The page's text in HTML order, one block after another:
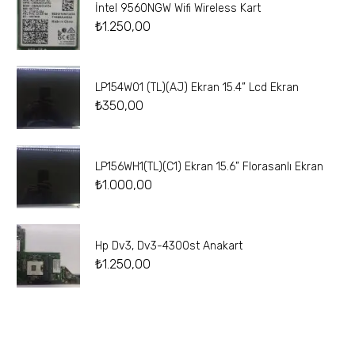
İntel 9560NGW Wifi Wireless Kart
₺1.250,00
LP154W01 (TL)(AJ) Ekran 15.4” Lcd Ekran
₺350,00
LP156WH1(TL)(C1) Ekran 15.6” Florasanlı Ekran
₺1.000,00
Hp Dv3, Dv3-4300st Anakart
₺1.250,00